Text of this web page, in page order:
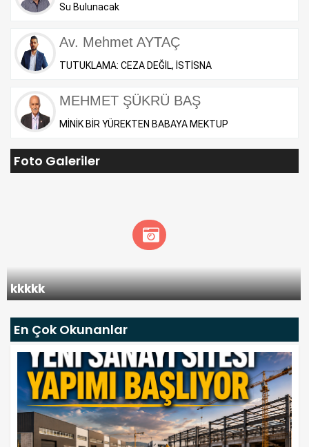
Su Bulunacak
Av. Mehmet AYTAÇ
TUTUKLAMA: CEZA DEĞİL, İSTİSNA
MEHMET ŞÜKRÜ BAŞ
MİNİK BİR YÜREKTEN BABAYA MEKTUP
Foto Galeriler
kkkkk
En Çok Okunanlar